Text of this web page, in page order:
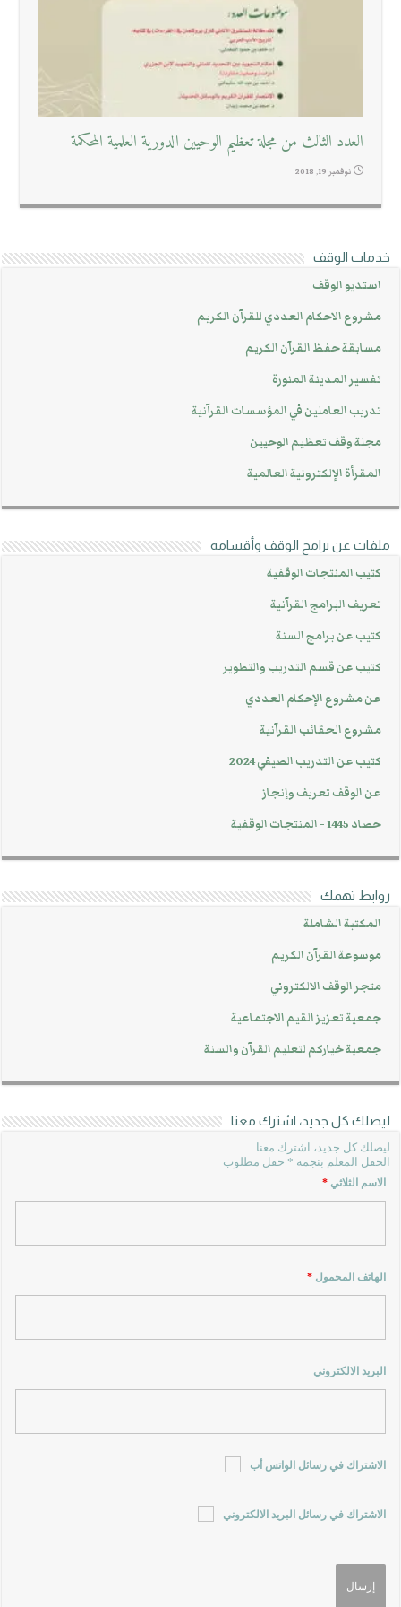
العدد الثالث من مجلة تعظيم الوحيين الدورية العلمية المحكمة
نوفمبر 19, 2018
خدمات الوقف
استديو الوقف
مشروع الاحكام العددي للقرآن الكريم
مسابقة حفظ القرآن الكريم
تفسير المدينة المنورة
تدريب العاملين في المؤسسات القرآنية
مجلة وقف تعظيم الوحيين
المقرأة الإلكترونية العالمية
ملفات عن برامج الوقف وأقسامه
كتيب المنتجات الوقفية
تعريف البرامج القرآنية
كتيب عن برامج السنة
كتيب عن قسم التدريب والتطوير
عن مشروع الإحكام العددي
مشروع الحقائب القرآنية
كتيب عن التدريب الصيفي 2024
عن الوقف تعريف وإنجاز
حصاد 1445 - المنتجات الوقفية
روابط تهمك
المكتبة الشاملة
موسوعة القرآن الكريم
متجر الوقف الالكتروني
جمعية تعزيز القيم الاجتماعية
جمعية خياركم لتعليم القرآن والسنة
ليصلك كل جديد، اشترك معنا
ليصلك كل جديد، اشترك معنا
الحقل المعلم بنجمة * حقل مطلوب
الاسم الثلاثي*
الهاتف المحمول*
البريد الالكتروني
الاشتراك في رسائل الواتس أب
الاشتراك في رسائل البريد الالكتروني